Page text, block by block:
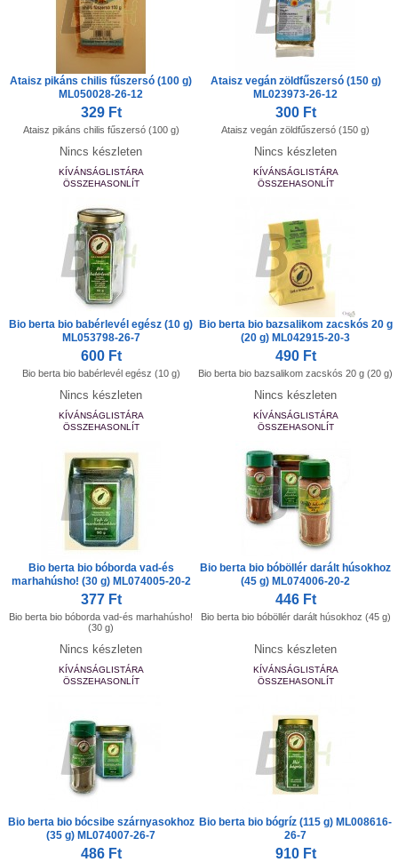
Ataisz pikáns chilis fűszersó (100 g)
ML050028-26-12
329 Ft
Ataisz pikáns chilis fűszersó (100 g)
Nincs készleten
KÍVÁNSÁGLISTÁRA
ÖSSZEHASONLÍT
Ataisz vegán zöldfűszersó (150 g)
ML023973-26-12
300 Ft
Ataisz vegán zöldfűszersó (150 g)
Nincs készleten
KÍVÁNSÁGLISTÁRA
ÖSSZEHASONLÍT
Bio berta bio babérlevél egész (10 g)
ML053798-26-7
600 Ft
Bio berta bio babérlevél egész (10 g)
Nincs készleten
KÍVÁNSÁGLISTÁRA
ÖSSZEHASONLÍT
Bio berta bio bazsalikom zacskós 20 g
(20 g) ML042915-20-3
490 Ft
Bio berta bio bazsalikom zacskós 20 g (20 g)
Nincs készleten
KÍVÁNSÁGLISTÁRA
ÖSSZEHASONLÍT
Bio berta bio bóborda vad-és
marhahúsho! (30 g) ML074005-20-2
377 Ft
Bio berta bio bóborda vad-és marhahúsho!
(30 g)
Nincs készleten
KÍVÁNSÁGLISTÁRA
ÖSSZEHASONLÍT
Bio berta bio bóböllér darált húsokhoz
(45 g) ML074006-20-2
446 Ft
Bio berta bio bóböllér darált húsokhoz (45 g)
Nincs készleten
KÍVÁNSÁGLISTÁRA
ÖSSZEHASONLÍT
Bio berta bio bócsibe szárnyasokhoz
(35 g) ML074007-26-7
486 Ft
Bio berta bio bógríz (115 g) ML008616-
26-7
910 Ft